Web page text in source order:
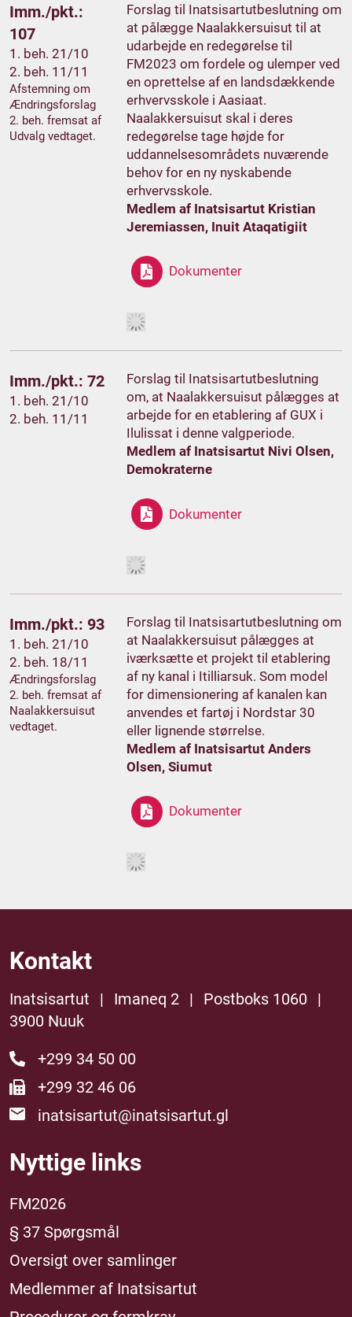
Imm./pkt.:
107
1. beh. 21/10
2. beh. 11/11
Afstemning om
Ændringsforslag
2. beh. fremsat af
Udvalg vedtaget.
Forslag til Inatsisartutbeslutning om
at pålægge Naalakkersuisut til at
udarbejde en redegørelse til
FM2023 om fordele og ulemper ved
en oprettelse af en landsdækkende
erhvervsskole i Aasiaat.
Naalakkersuisut skal i deres
redegørelse tage højde for
uddannelsesområdets nuværende
behov for en ny nyskabende
erhvervsskole.
Medlem af Inatsisartut Kristian
Jeremiassen, Inuit Ataqatigiit
Dokumenter
Imm./pkt.: 72
1. beh. 21/10
2. beh. 11/11
Forslag til Inatsisartutbeslutning
om, at Naalakkersuisut pålægges at
arbejde for en etablering af GUX i
Ilulissat i denne valgperiode.
Medlem af Inatsisartut Nivi Olsen,
Demokraterne
Dokumenter
Imm./pkt.: 93
1. beh. 21/10
2. beh. 18/11
Ændringsforslag
2. beh. fremsat af
Naalakkersuisut
vedtaget.
Forslag til Inatsisartutbeslutning om
at Naalakkersuisut pålægges at
iværksætte et projekt til etablering
af ny kanal i Itilliarsuk. Som model
for dimensionering af kanalen kan
anvendes et fartøj i Nordstar 30
eller lignende størrelse.
Medlem af Inatsisartut Anders
Olsen, Siumut
Dokumenter
Kontakt
Inatsisartut | Imaneq 2 | Postboks 1060
|
3900 Nuuk
+299 34 50 00
+299 32 46 06
inatsisartut@inatsisartut.gl
Nyttige links
FM2026
§ 37 Spørgsmål
Oversigt over samlinger
Medlemmer af Inatsisartut